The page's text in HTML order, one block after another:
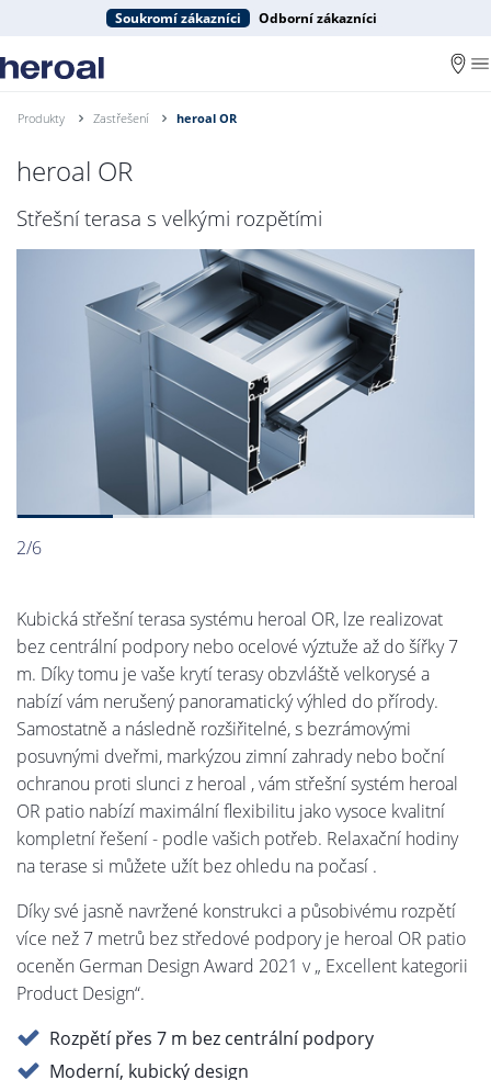
Soukromí zákazníci Odborní zákazníci
Produkty Zastřešení heroal OR
heroal OR
Střešní terasa s velkými rozpětími
2/6
Kubická střešní terasa systému heroal OR, lze realizovat
bez centrální podpory nebo ocelové výztuže až do šířky 7
m. Díky tomu je vaše krytí terasy obzvláště velkorysé a
nabízí vám nerušený panoramatický výhled do přírody.
Samostatně a následně rozšiřitelné, s bezrámovými
posuvnými dveřmi, markýzou zimní zahrady nebo boční
ochranou proti slunci z heroal , vám střešní systém heroal
OR patio nabízí maximální flexibilitu jako vysoce kvalitní
kompletní řešení - podle vašich potřeb. Relaxační hodiny
na terase si můžete užít bez ohledu na počasí .
Díky své jasně navržené konstrukci a působivému rozpětí
více než 7 metrů bez středové podpory je heroal OR patio
oceněn German Design Award 2021 v „ Excellent kategorii
Product Design“.
Rozpětí přes 7 m bez centrální podpory
Moderní, kubický design